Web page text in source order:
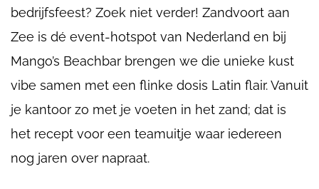
bedrijfsfeest? Zoek niet verder! Zandvoort aan
Zee is dé event-hotspot van Nederland en bij
Mango’s Beachbar brengen we die unieke kust
vibe samen met een flinke dosis Latin flair. Vanuit
je kantoor zo met je voeten in het zand; dat is
het recept voor een teamuitje waar iedereen
nog jaren over napraat.